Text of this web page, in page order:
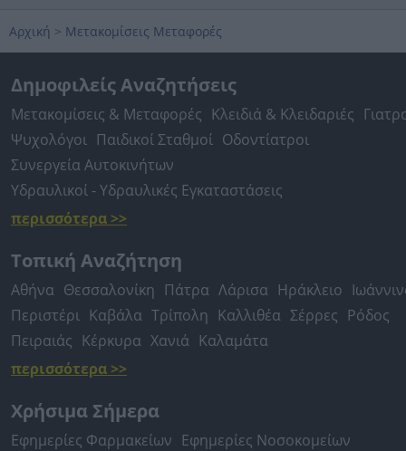
Αρχική > Μετακομίσεις Μεταφορές
Δημοφιλείς Αναζητήσεις
Μετακομίσεις & Μεταφορές Κλειδιά & Κλειδαριές
Ψυχολόγοι Παιδικοί Σταθμοί Οδοντίατροι
Συνεργεία Αυτοκινήτων
Υδραυλικοί - Υδραυλικές Εγκαταστάσεις
περισσότερα >>
Τοπική Αναζήτηση
Αθήνα Θεσσαλονίκη Πάτρα Λάρισα Ηράκλειο
Περιστέρι Καβάλα Τρίπολη Καλλιθέα Σέρρες Ρόδος
Πειραιάς Κέρκυρα Χανιά Καλαμάτα
περισσότερα >>
Χρήσιμα Σήμερα
Εφημερίες Φαρμακείων Εφημερίες Νοσοκομείων